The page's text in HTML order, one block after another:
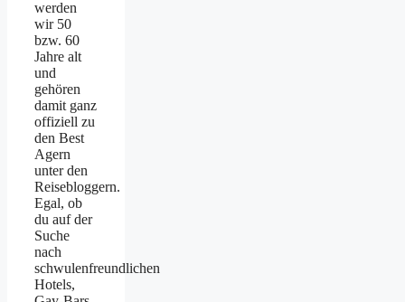
werden
wir 50
bzw. 60
Jahre alt
und
gehören
damit ganz
offiziell zu
den Best
Agern
unter den
Reisebloggern.
Egal, ob
du auf der
Suche
nach
schwulenfreundlichen
Hotels,